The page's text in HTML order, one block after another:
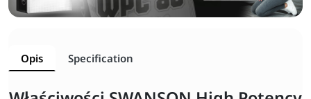
Opis Specification